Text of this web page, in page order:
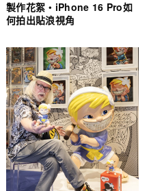
製作花絮・iPhone 16 Pro如
何拍出貼浪視角